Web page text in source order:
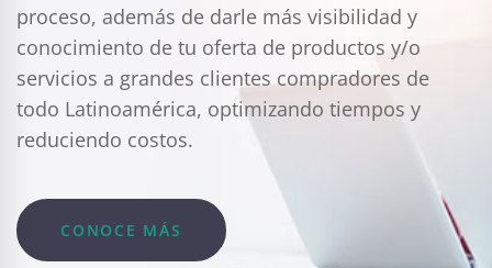
proceso, además de darle más visibilidad y
conocimiento de tu oferta de productos y/o
servicios a grandes clientes compradores de
todo Latinoamérica, optimizando tiempos y
reduciendo costos.
CONOCE MÁS